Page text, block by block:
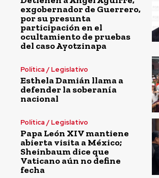
exgobernador de Guerrero,
por su presunta
participación en el
ocultamiento de pruebas
del caso Ayotzinapa
Política / Legislativo
Esthela Damián llama a
defender la soberanía
nacional
Política / Legislativo
Papa León XIV mantiene
abierta visita a México;
Sheinbaum dice que
Vaticano aún no define
fecha